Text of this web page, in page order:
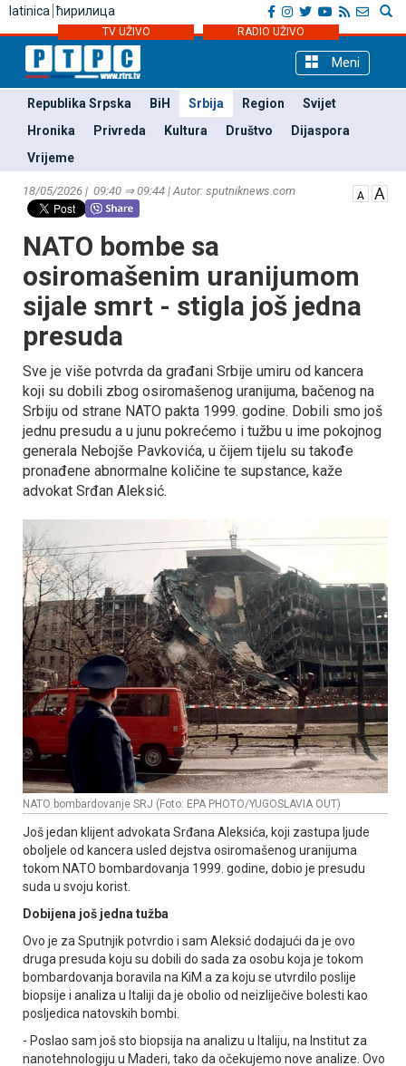
latinica ћирилица
TV UŽIVO RADIO UŽIVO
Meni
Republika Srpska BiH Srbija Region
Svijet
Hronika
Privreda Kultura Društvo
Dijaspora
Vrijeme
18/05/2026 | 09:40 ⇒ 09:44 | Autor: sputniknews.com
NATO bombe sa
osiromašenim uranijumom
sijale smrt - stigla još jedna
presuda
Sve je više potvrda da građani Srbije umiru od kancera
koji su dobili zbog osiromašenog uranijuma, bačenog na
Srbiju od strane NATO pakta 1999. godine. Dobili smo još
jednu presudu a u junu pokrećemo i tužbu u ime pokojnog
generala Nebojše Pavkovića, u čijem tijelu su takođe
pronađene abnormalne količine te supstance, kaže
advokat Srđan Aleksić.
NATO bombardovanje SRЈ (Foto: EPA PHOTO/YUGOSLAVIA OUT)
Јoš jedan klijent advokata Srđana Aleksića, koji zastupa ljude
oboljele od kancera usled dejstva osiromašenog uranijuma
tokom NATO bombardovanja 1999. godine, dobio je presudu
suda u svoju korist.
Dobijena još jedna tužba
Ovo je za Sputnjik potvrdio i sam Aleksić dodajući da je ovo
druga presuda koju su dobili do sada za osobu koja je tokom
bombardovanja boravila na KiM a za koju se utvrdilo poslije
biopsije i analiza u Italiji da je obolio od neizliječive bolesti kao
posljedica natovskih bombi.
- Poslao sam još sto biopsija na analizu u Italiju, na Institut za
nanotehnologiju u Maderi, tako da očekujemo nove analize. Ovo